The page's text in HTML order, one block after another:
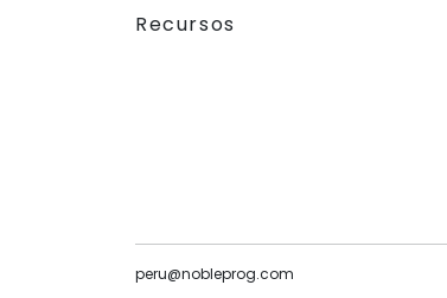
Recursos
peru@nobleprog.com